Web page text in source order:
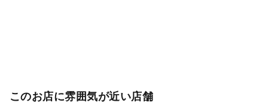
このお店に雰囲気が近い店舗